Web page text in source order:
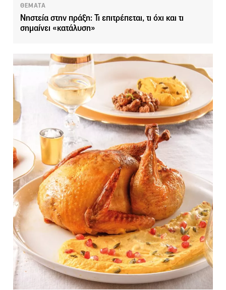
ΘΕΜΑΤΑ
Νηστεία στην πράξη: Τι επιτρέπεται, τι όχι και τι
σημαίνει «κατάλυση»